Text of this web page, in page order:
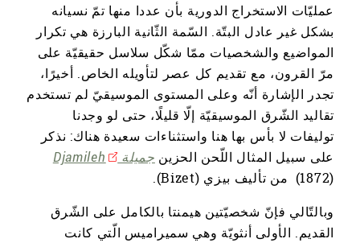
عمليّات الاستخراج الدورية بأن عددا منها تمّ نسيانه
بشكل غير عادل البتّة. السّمة الثّانية البارزة هي تكرار
المواضيع والشخصيات ممّا شكّل سلاسل حقيقيّة على
مرّ القرون، مع تقديم كل عصر لتأويله الخاص. أخيرًا،
تجدر الإشارة أنّه وعلى المستوى الموسيقيّ لم تستخدم
تقاليد الشّرق الموسيقيّة إلّا قليلًا، حتى لو وجدنا
توليفات لا بأس بها هنا واستثناءات سعيدة هناك: نذكر
على سبيل المثال اللّحن الحزين جميلة Djamileh
(1872) من تأليف بيزي (Bizet).
وبالتّالي فإنّ شخصيّتين هيمنتا بالكامل على الشّرق
القديم. الأولى أنثويّة وهي سميراميس الّتي كانت